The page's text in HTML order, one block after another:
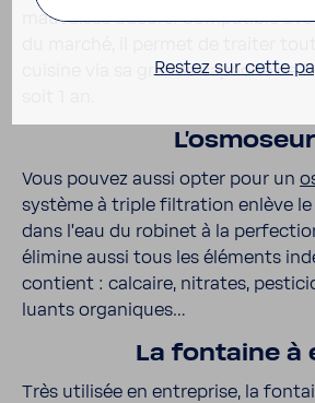
mauvaises odeurs. Compa­tible
cuisine via sa grande capa­cité de
L’os­mo­seur
Vous pouvez aussi opter pour un
système à triple filtra­tion enlève
dans l’eau du robinet à la
élimine aussi tous les éléments
contient : calcaire, nitrates,
luants orga­niques…
La fontaine à
Très utilisée en entre­prise, la
Restez sur cette